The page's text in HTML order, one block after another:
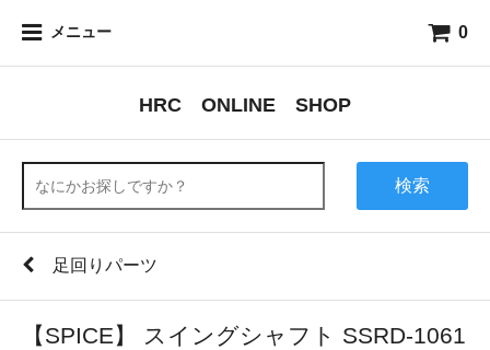
メニュー 0
HRC ONLINE SHOP
検索
足回りパーツ
【SPICE】 スイングシャフト SSRD-1061